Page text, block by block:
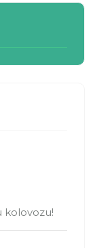
kolovozu!